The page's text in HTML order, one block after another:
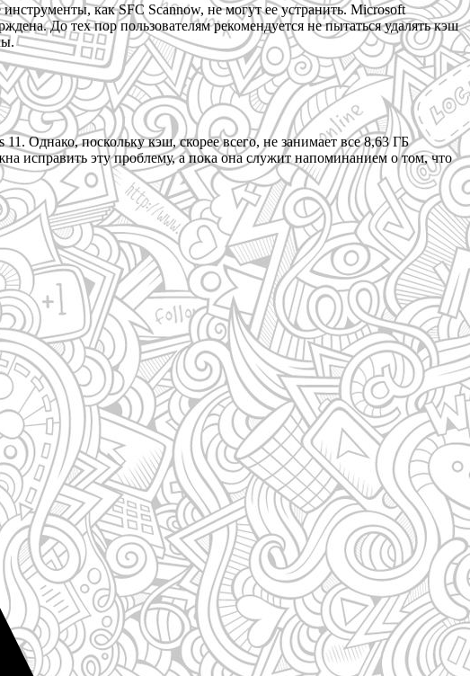
как SFC Scannow, не могут ее устранить. Microsoft
До тех пор пользователям рекомендуется не пытаться удалять кэш
Однако, поскольку кэш, скорее всего, не занимает все 8,63 ГБ
исправить эту проблему, а пока она служит напоминанием о том, что